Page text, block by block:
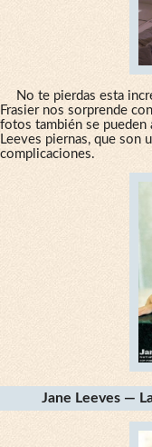
No te pierdas esta
Frasier nos sorprende
fotos también se pueden
Leeves piernas, que son
complicaciones.
Jane Leeves —